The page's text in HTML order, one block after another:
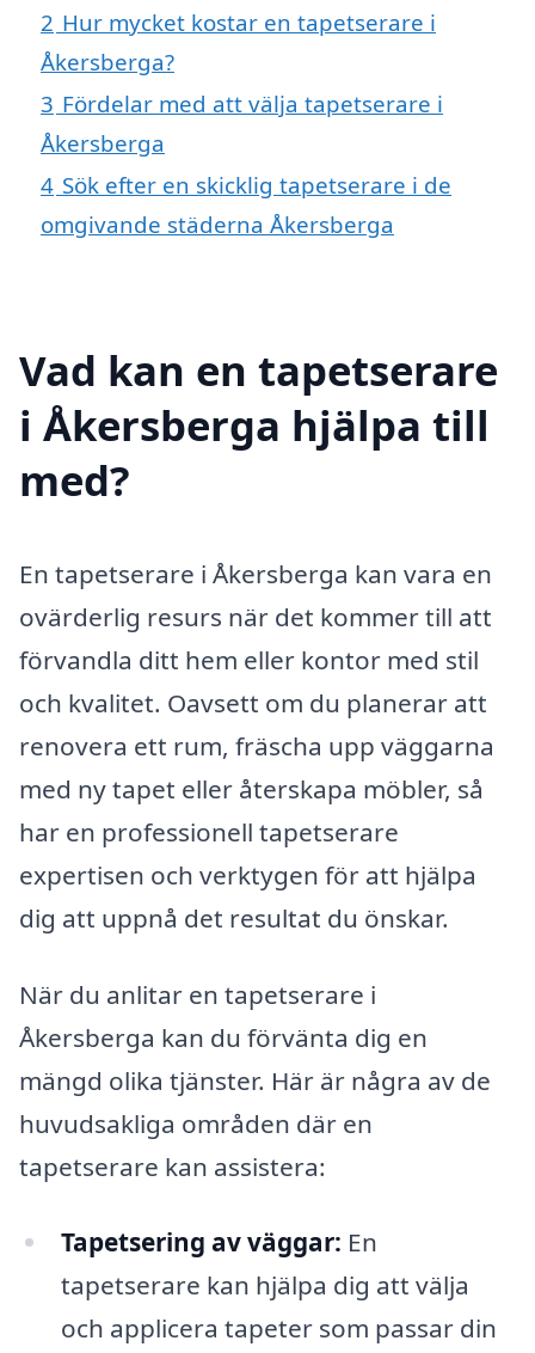
2 Hur mycket kostar en tapetserare i
Åkersberga?
3 Fördelar med att välja tapetserare i
Åkersberga
4 Sök efter en skicklig tapetserare i de
omgivande städerna Åkersberga
Vad kan en tapetserare
i Åkersberga hjälpa till
med?
En tapetserare i Åkersberga kan vara en
ovärderlig resurs när det kommer till att
förvandla ditt hem eller kontor med stil
och kvalitet. Oavsett om du planerar att
renovera ett rum, fräscha upp väggarna
med ny tapet eller återskapa möbler, så
har en professionell tapetserare
expertisen och verktygen för att hjälpa
dig att uppnå det resultat du önskar.
När du anlitar en tapetserare i
Åkersberga kan du förvänta dig en
mängd olika tjänster. Här är några av de
huvudsakliga områden där en
tapetserare kan assistera:
Tapetsering av väggar: En
tapetserare kan hjälpa dig att välja
och applicera tapeter som passar din